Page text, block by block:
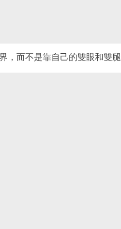
，而不是靠自己的雙眼和雙腿